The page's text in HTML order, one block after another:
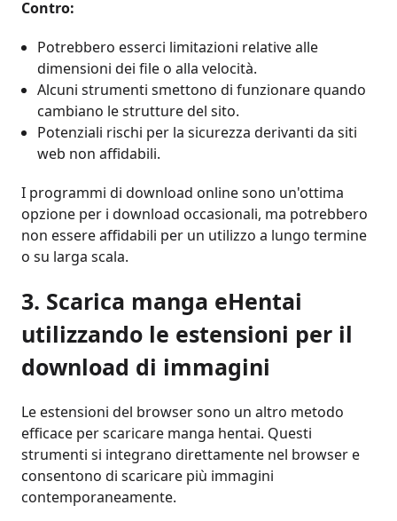
Contro:
Potrebbero esserci limitazioni relative alle
dimensioni dei file o alla velocità.
Alcuni strumenti smettono di funzionare quando
cambiano le strutture del sito.
Potenziali rischi per la sicurezza derivanti da siti
web non affidabili.
I programmi di download online sono un'ottima
opzione per i download occasionali, ma potrebbero
non essere affidabili per un utilizzo a lungo termine
o su larga scala.
3. Scarica manga eHentai
utilizzando le estensioni per il
download di immagini
Le estensioni del browser sono un altro metodo
efficace per scaricare manga hentai. Questi
strumenti si integrano direttamente nel browser e
consentono di scaricare più immagini
contemporaneamente.